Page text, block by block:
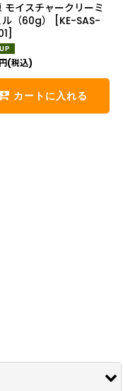
モイスチャークリーミ
（60g）
[KE-SAS-
]
円(税込)
カートに入れる